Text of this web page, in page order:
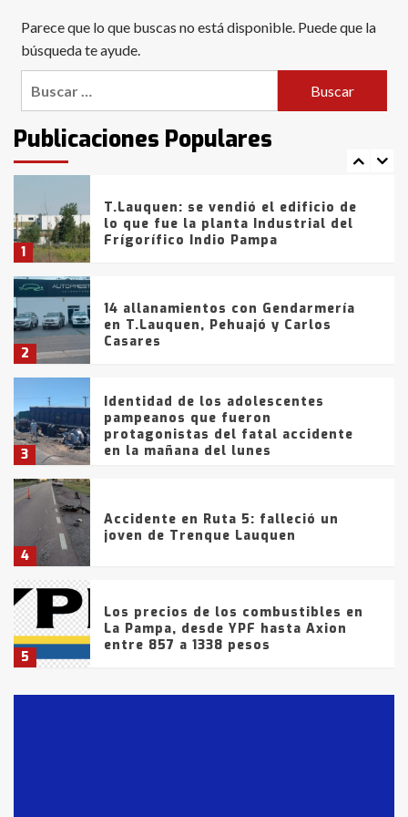
Parece que lo que buscas no está disponible. Puede que la
búsqueda te ayude.
Publicaciones Populares
6
con lluvias y heladas, en gran parte
de la provincia
intentaron evadir a la Policía
fueron detenidos por
comercialización de drogas en la
tarde del sábado
1
T.Lauquen: se vendió el edificio de
lo que fue la planta Industrial del
Frígorífico Indio Pampa
2
14 allanamientos con Gendarmería
en T.Lauquen, Pehuajó y Carlos
Casares
3
Identidad de los adolescentes
pampeanos que fueron
protagonistas del fatal accidente
en la mañana del lunes
4
Accidente en Ruta 5: falleció un
joven de Trenque Lauquen
5
Los precios de los combustibles en
La Pampa, desde YPF hasta Axion
entre 857 a 1338 pesos